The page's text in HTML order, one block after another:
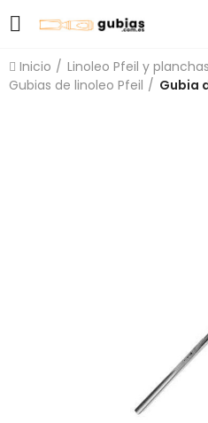
Inicio
Linoleo Pfeil y
Gubias de linoleo Pfeil
Gubia